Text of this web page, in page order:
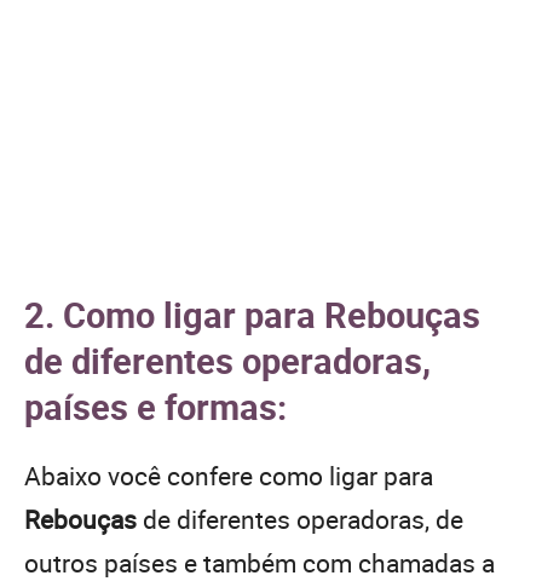
2. Como ligar para Rebouças
de diferentes operadoras,
países e formas:
Abaixo você confere como ligar para
Rebouças de diferentes operadoras, de
outros países e também com chamadas a